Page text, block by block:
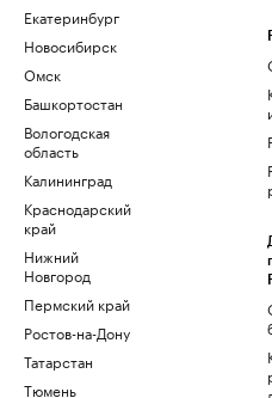
Екатеринбург
Новосибирск
Омск
Башкортостан
Вологодская
область
Калининград
Краснодарский
край
Нижний
Новгород
Пермский край
Ростов-на-Дону
Татарстан
Тюмень